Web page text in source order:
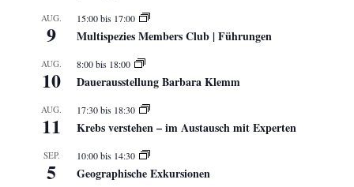
AUG.
9
15:00bis 17:00
Multispezies Members Club | Führungen
AUG.
10
8:00bis 18:00
Dauerausstellung Barbara Klemm
AUG.
11
17:30bis 18:30
Krebs verstehen – im Austausch mit Experten
SEP.
5
10:00bis 14:30
Geographische Exkursionen